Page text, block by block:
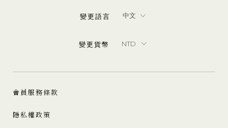
變更語言
變更貨幣
會員服務條款
隱私權政策